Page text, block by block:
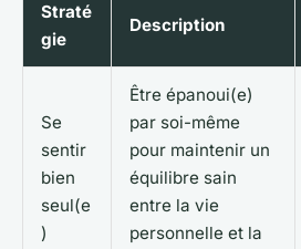
Straté
gie
Description
Se
sentir
bien
seul(e
)
Être épanoui(e)
par soi-même
pour maintenir un
équilibre sain
entre la vie
personnelle et la